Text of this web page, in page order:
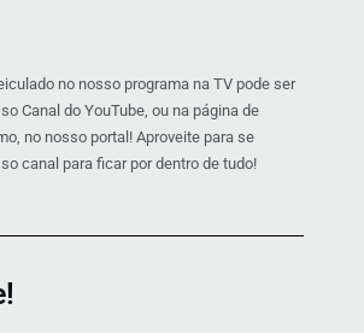
no nosso programa na TV pode ser
Canal do YouTube, ou na página de
no nosso portal! Aproveite para se
canal para ficar por dentro de tudo!